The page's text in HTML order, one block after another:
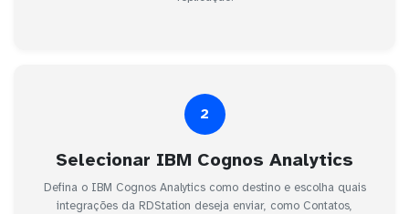
2
Selecionar IBM Cognos Analytics
Defina o IBM Cognos Analytics como destino e escolha quais
integrações da RDStation deseja enviar, como Contatos,